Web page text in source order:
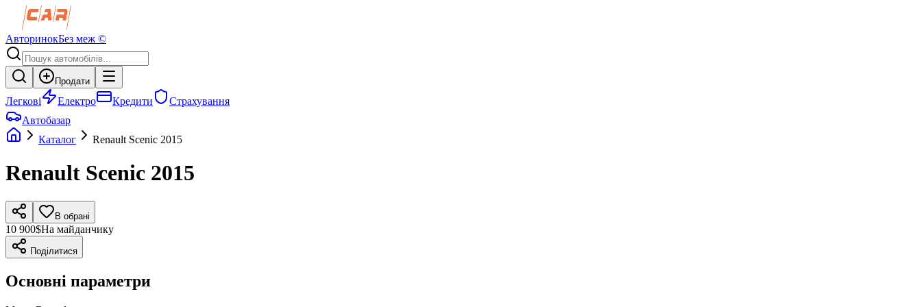
АвторинокБез меж ©
Продати
Легкові Електро Кредити
Страхування
Автобазар
Каталог
Renault Scenic 2015
Renault Scenic 2015
В обрані
10 900$На майданчику
Поділитися
Основні параметри